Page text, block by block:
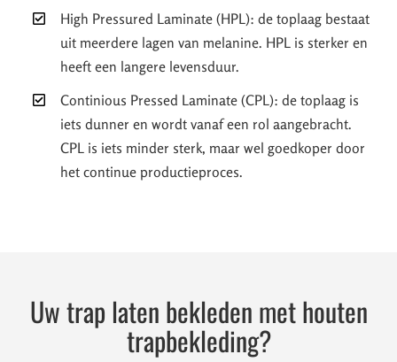
High Pressured Laminate (HPL): de toplaag bestaat
uit meerdere lagen van melanine. HPL is sterker en
heeft een langere levensduur.
Continious Pressed Laminate (CPL): de toplaag is
iets dunner en wordt vanaf een rol aangebracht.
CPL is iets minder sterk, maar wel goedkoper door
het continue productieproces.
Uw trap laten bekleden met houten
trapbekleding?